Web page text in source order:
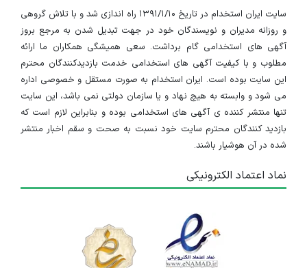
استخدام حسابدار مسلط به آفیس در یک شرکت معتبر بازرگانی در تهران
تهران
۴ سال پیش منقضی شده
استخدام حسابدار مسلط به آفیس در یک شرکت معتبر بازرگانی در تهران
تهران
سایت ایران استخدام در تاریخ ۱۳۹۱/۱/۱۰ راه اندازی شد و با تلاش گروهی
و روزانه مدیران و نویسندگان خود در جهت تبدیل شدن به مرجع بروز
آگهی های استخدامی گام برداشت. سعی همیشگی همکاران ما ارائه
مطلوب و با کیفیت آگهی های استخدامی خدمت بازدیدکنندگان محترم
این سایت بوده است. ایران استخدام به صورت مستقل و خصوصی اداره
می شود و وابسته به هیچ نهاد و یا سازمان دولتی نمی باشد، این سایت
تنها منتشر کننده ی آگهی های استخدامی بوده و بنابراین لازم است که
بازدید کنندگان محترم سایت خود نسبت به صحت و سقم اخبار منتشر
شده در آن هوشیار باشند.
نماد اعتماد الکترونیکی